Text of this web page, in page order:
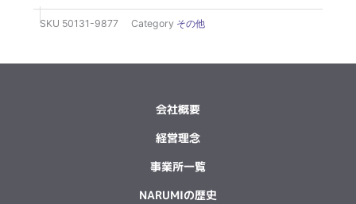
SKU 50131-9877 Category その他
会社概要
経営理念
事業所一覧
NARUMIの歴史